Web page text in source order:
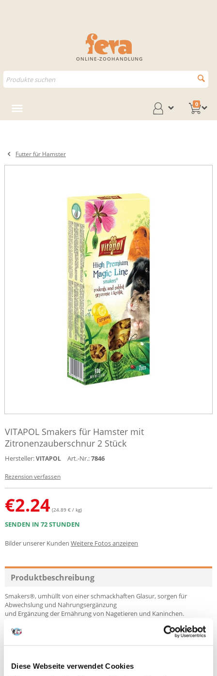
Diese Webseite verwendet Cookies
ONLINE-ZOOHANDLUNG
0
Futter für Hamster
VITAPOL Smakers für Hamster mit
Zitronenzauberschnur 2 Stück
Hersteller:VITAPOL Art.-Nr.:7846
Rezension verfassen
€2.24 (24.89 € / kg)
SENDEN IN 72 STUNDEN
Bilder unserer Kunden Weitere Fotos anzeigen
Produktbeschreibung
Smakers®, umhüllt von einer schmackhaften Glasur, sorgen für
Abwechslung und Nahrungsergänzung
und Ergänzung der Ernährung von Nagetieren und Kaninchen.
Studien haben gezeigt, dass sie schädliches Cholesterin bei Hamstern
reduziert. Die Mango ist nicht nur eine der schmackhaftesten, sondern
Kalium, Magnesium, Phosphor, Kalzium, Natrium und Eisen. Die